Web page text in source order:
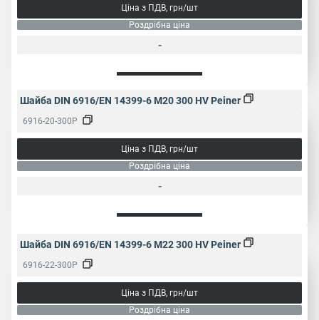
Ціна з ПДВ, грн/шт
Роздрібна ціна
-
Шайба DIN 6916/EN 14399-6 M20 300 HV Peiner
6916-20-300P
Ціна з ПДВ, грн/шт
Роздрібна ціна
-
Шайба DIN 6916/EN 14399-6 M22 300 HV Peiner
6916-22-300P
Ціна з ПДВ, грн/шт
Роздрібна ціна